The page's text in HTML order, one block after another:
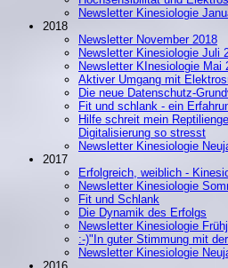
Newsletter Kinesiologie
2018
Newsletter November 2018
Newsletter Kinesiologie Juli
Newsletter KInesiologie Mai
Aktiver Umgang mit
Die neue Datenschutz-
Fit und schlank - ein
Hilfe schreit mein
Digitalisierung so stresst
Newsletter Kinesiologie
2017
Erfolgreich, weiblich -
Newsletter Kinesiologie
Fit und Schlank
Die Dynamik des Erfolgs
Newsletter Kinesiologie
:-)"In guter Stimmung mit
Newsletter Kinesiologie